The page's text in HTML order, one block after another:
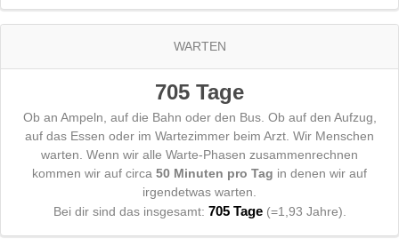
WARTEN
705 Tage
Ob an Ampeln, auf die Bahn oder den Bus. Ob auf den Aufzug,
auf das Essen oder im Wartezimmer beim Arzt. Wir Menschen
warten. Wenn wir alle Warte-Phasen zusammenrechnen
kommen wir auf circa 50 Minuten pro Tag in denen wir auf
irgendetwas warten.
Bei dir sind das insgesamt: 705 Tage(=1,93 Jahre).